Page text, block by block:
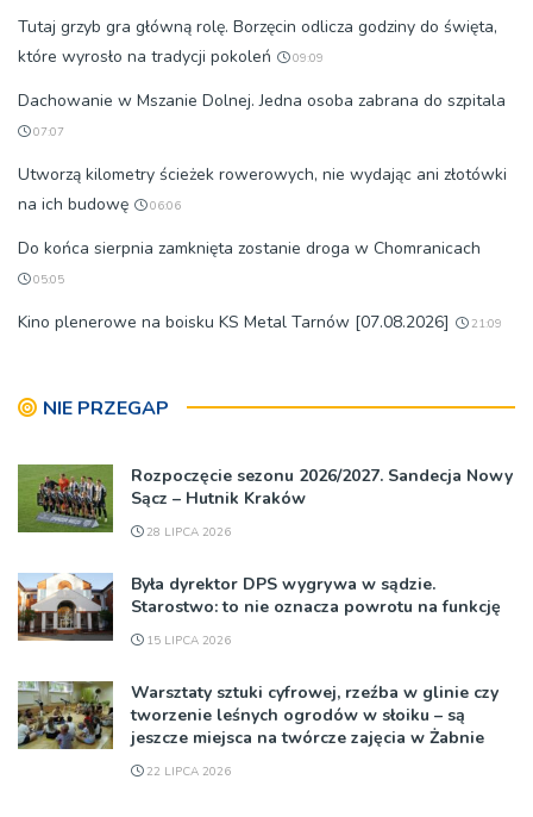
Tutaj grzyb gra główną rolę. Borzęcin odlicza godziny do święta,
które wyrosło na tradycji pokoleń
09:09
Dachowanie w Mszanie Dolnej. Jedna osoba zabrana do szpitala
07:07
Utworzą kilometry ścieżek rowerowych, nie wydając ani złotówki
na ich budowę
06:06
Do końca sierpnia zamknięta zostanie droga w Chomranicach
05:05
Kino plenerowe na boisku KS Metal Tarnów [07.08.2026] 21:09
NIE PRZEGAP
Rozpoczęcie sezonu 2026/2027. Sandecja Nowy
Sącz – Hutnik Kraków
28 LIPCA 2026
Była dyrektor DPS wygrywa w sądzie.
Starostwo: to nie oznacza powrotu na funkcję
15 LIPCA 2026
Warsztaty sztuki cyfrowej, rzeźba w glinie czy
tworzenie leśnych ogrodów w słoiku – są
jeszcze miejsca na twórcze zajęcia w Żabnie
22 LIPCA 2026